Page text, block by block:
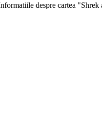
despre cartea